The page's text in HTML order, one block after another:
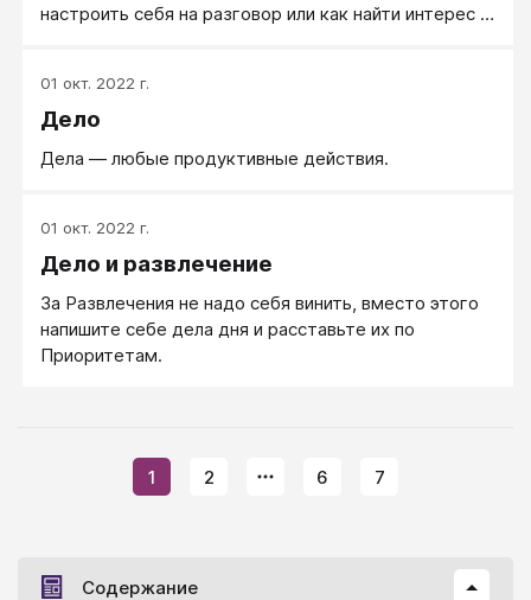
настроить себя на разговор или как найти интерес в
01 окт. 2022 г.
Дело
Дела — любые продуктивные действия.
01 окт. 2022 г.
Дело и развлечение
За Развлечения не надо себя винить, вместо этого
напишите себе дела дня и расставьте их по
Приоритетам.
1 2 6 7
Содержание